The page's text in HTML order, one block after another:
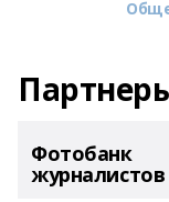
Фотобанк